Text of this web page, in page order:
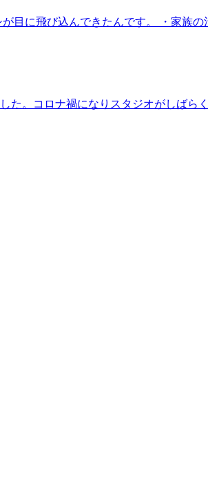
目に飛び込んできたんです。 ・家族
た。コロナ禍になりスタジオがしば